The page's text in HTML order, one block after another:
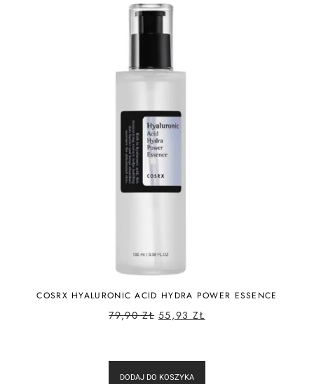
COSRX HYALURONIC ACID HYDRA POWER ESSENCE
79,90ZŁ 55,93ZŁ
DODAJ DO KOSZYKA